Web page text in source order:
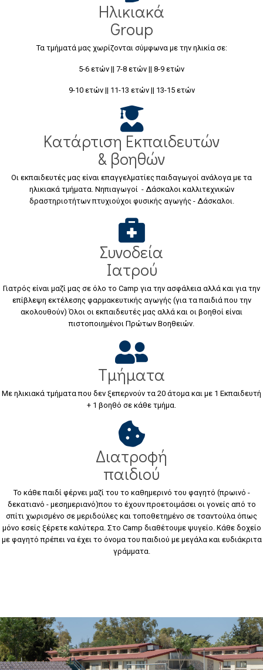
Ηλικιακά
Group
Τα τμήματά μας χωρίζονται σύμφωνα με την ηλικία σε:
5-6 ετών || 7-8 ετών || 8-9 ετών
9-10 ετών || 11-13 ετών || 13-15 ετών
Κατάρτιση Εκπαιδευτών
& βοηθών
Οι εκπαιδευτές μας είναι επαγγελματίες παιδαγωγοί ανάλογα με τα
ηλικιακά τμήματα. Νηπιαγωγοί - Δάσκαλοι καλλιτεχνικών
δραστηριοτήτων πτυχιούχοι φυσικής αγωγής - Δάσκαλοι.
Συνοδεία
Ιατρού
Γιατρός είναι μαζί μας σε όλο το Camp για την ασφάλεια αλλά και για την
επίβλεψη εκτέλεσης φαρμακευτικής αγωγής (για τα παιδιά που την
ακολουθούν) Όλοι οι εκπαιδευτές μας αλλά και οι βοηθοί είναι
πιστοποιημένοι Πρώτων Βοηθειών.
Τμήματα
Με ηλικιακά τμήματα που δεν ξεπερνούν τα 20 άτομα και με 1 Εκπαιδευτή
+ 1 βοηθό σε κάθε τμήμα.
Διατροφή
παιδιού
Το κάθε παιδί φέρνει μαζί του το καθημερινό του φαγητό (πρωινό -
δεκατιανό - μεσημεριανό)που το έχουν προετοιμάσει οι γονείς από το
σπίτι χωρισμένο σε μεριδούλες και τοποθετημένο σε τσαντούλα όπως
μόνο εσείς ξέρετε καλύτερα. Στο Camp διαθέτουμε ψυγείο. Κάθε δοχείο
με φαγητό πρέπει να έχει το όνομα του παιδιού με μεγάλα και ευδιάκριτα
γράμματα.